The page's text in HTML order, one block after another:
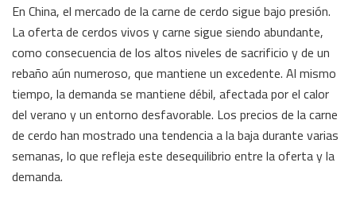
En China, el mercado de la carne de cerdo sigue bajo presión.
La oferta de cerdos vivos y carne sigue siendo abundante,
como consecuencia de los altos niveles de sacrificio y de un
rebaño aún numeroso, que mantiene un excedente. Al mismo
tiempo, la demanda se mantiene débil, afectada por el calor
del verano y un entorno desfavorable. Los precios de la carne
de cerdo han mostrado una tendencia a la baja durante varias
semanas, lo que refleja este desequilibrio entre la oferta y la
demanda.